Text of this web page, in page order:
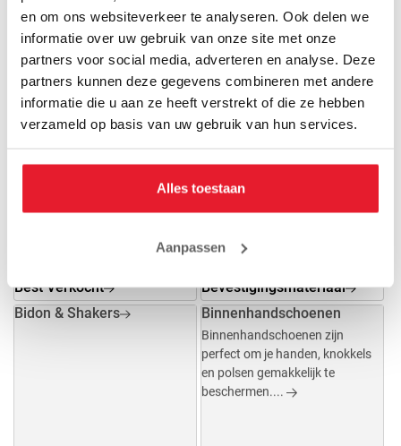
en om ons websiteverkeer te analyseren. Ook delen we
informatie over uw gebruik van onze site met onze
partners voor social media, adverteren en analyse. Deze
partners kunnen deze gegevens combineren met andere
informatie die u aan ze heeft verstrekt of die ze hebben
verzameld op basis van uw gebruik van hun services.
Alles toestaan
Aanpassen
Beenie
Bescherming
Best Verkocht
Best Verkocht
Bevestigingsmateriaal
Bevestigingsmateriaal
Bidon & Shakers
Binnenhandschoenen
Binnenhandschoenen zijn
perfect om je handen, knokkels
en polsen gemakkelijk te
beschermen....